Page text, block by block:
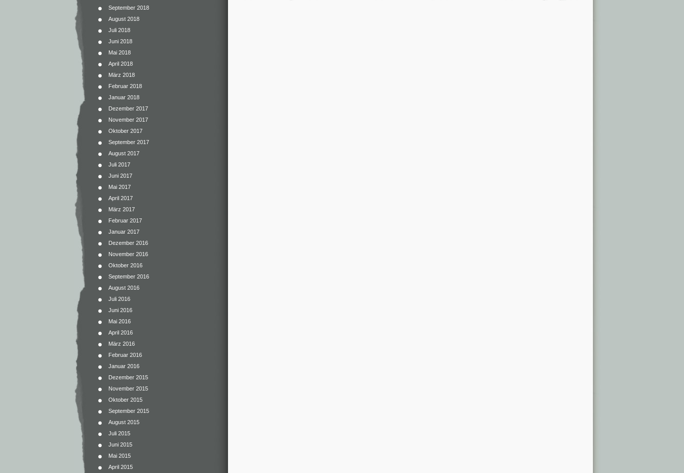
September 2018
August 2018
Juli 2018
Juni 2018
Mai 2018
April 2018
März 2018
Februar 2018
Januar 2018
Dezember 2017
November 2017
Oktober 2017
September 2017
August 2017
Juli 2017
Juni 2017
Mai 2017
April 2017
März 2017
Februar 2017
Januar 2017
Dezember 2016
November 2016
Oktober 2016
September 2016
August 2016
Juli 2016
Juni 2016
Mai 2016
April 2016
März 2016
Februar 2016
Januar 2016
Dezember 2015
November 2015
Oktober 2015
September 2015
August 2015
Juli 2015
Juni 2015
Mai 2015
April 2015